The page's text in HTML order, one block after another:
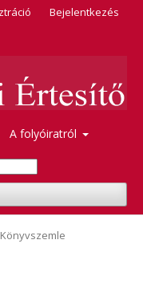
A folyóiratról
Bejelentkezés
Könyvszemle